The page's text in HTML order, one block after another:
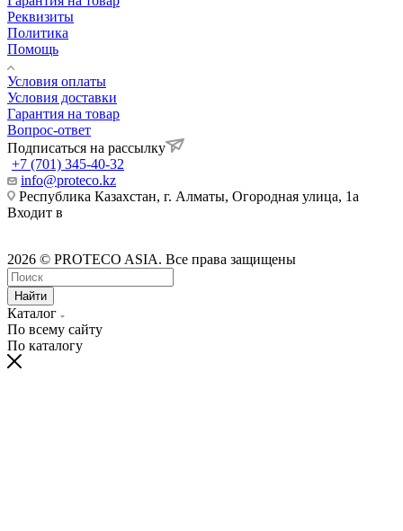
Реквизиты
Политика
Помощь
Условия оплаты
Условия доставки
Гарантия на товар
Вопрос-ответ
Подписаться на рассылку
+7 (701) 345-40-32
info@proteco.kz
Республика Казахстан, г. Алматы, ​Огородная улица, 1а
Входит в
2026 © PROTECO ASIA. Все права защищены
Найти
Каталог
По всему сайту
По каталогу